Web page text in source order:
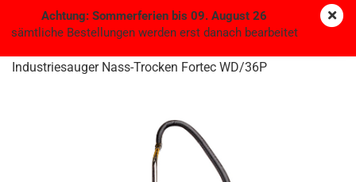
Achtung: Sommerferien bis 09. August 26
sämtliche Bestellungen werden erst danach bearbeitet
Industriesauger Nass-Trocken Fortec WD/36P